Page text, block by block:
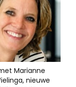
Marianne
nieuwe